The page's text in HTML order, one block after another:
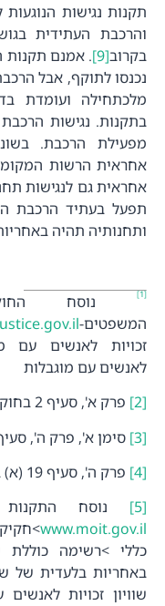
תקנות נגישות
והרכבת העתידית
בקרוב[9]. אמנם תקנות
נכנסו לתוקף, אבל
מלכתחילה ועומדת
בתקנות. נגישות
מפעילת הרכבת.
אחראית הרשות
אחראית גם לנגישות
תפעל בעתיד הרכבת
ותחנותיה תהיה
[1]
נוסח
המשפטים-
זכויות לאנשים עם
לאנשים עם מוגבלות
[2] פרק א', סעיף 2 בחוק שוויון זכויות.
[3] סימן א', פרק ה', סעיף 19 א' בחוק
[4] פרק ה', סעיף 19 (א) בחוק השוויון.
[5] נוסח
www.moit.gov.il
כללי >רשימה
באחריות בלעדית של